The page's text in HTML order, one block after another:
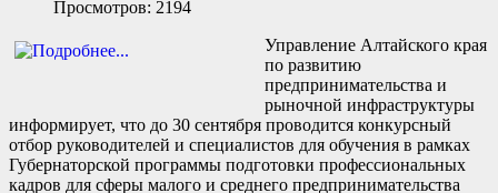
Просмотров: 2194
Управление Алтайского края
по развитию
предпринимательства и
рыночной инфраструктуры
информирует, что до 30 сентября проводится конкурсный
отбор руководителей и специалистов для обучения в рамках
Губернаторской программы подготовки профессиональных
кадров для сферы малого и среднего предпринимательства